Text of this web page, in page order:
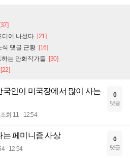
디어 나섰다 [21]
식 댓글 근황 [16]
는 만화작가들 [30]
[22]
국인이 미국장에서 많이 사는
조회 11 12:54
0
댓글
는 페미니즘 사상
12:54
0
댓글